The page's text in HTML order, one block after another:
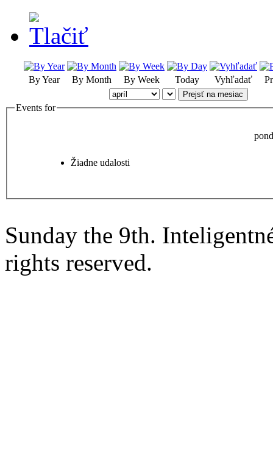
By Year By Month By Week Today Vyhľadať
Prejsť na mesiac
Events for
Žiadne udalosti
Sunday the 9th.
rights reserved.